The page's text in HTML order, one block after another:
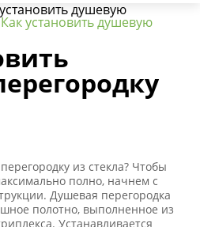
душевую
Как установить душевую
из стекла? Чтобы
полно, начнем с
Душевая перегородка
полотно, выполненное из
Устанавливается